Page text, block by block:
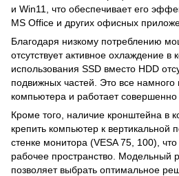
и Win11, что обеспечивает его
MS Office и других офисных
Благодаря низкому потреблению
отсутствует активное охлаждение в
использования SSD вместо HDD
подвижных частей. Это все
компьютера и работает
Кроме того, наличие кронштейна в
крепить компьютер к вертикальной
стенке монитора (VESA 75, 100),
рабочее пространство. Модельный
позволяет выбрать оптимальное